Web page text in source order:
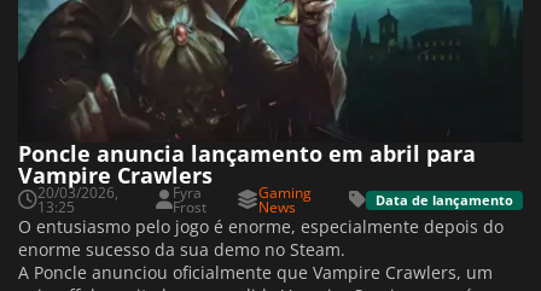
Poncle anuncia lançamento em abril para
Vampire Crawlers
20/03/2026,
13:25
Fyra
Frost
Gaming
News Data de lançamento
O entusiasmo pelo jogo é enorme, especialmente depois do
enorme sucesso da sua demo no Steam.
A Poncle anunciou oficialmente que Vampire Crawlers, um